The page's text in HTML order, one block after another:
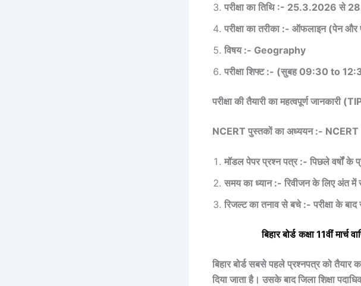
परीक्षा का तिथि :- 25.3.2026 से
परीक्षा का तरीका :- ऑफलाइन (पेन और
विषय :- Geography
परीक्षा शिफ्ट :- (सुबह 09:30 to
परीक्षा की तैयारी का महत्वपूर्ण
NCERT पुस्तकों का अध्ययन :- NCERT
मॉडल पेपर प्रश्न पत्र :- पिछले वर्षों
समय का ध्यान :- रिवीजन के लिए अंत में
रिजल्ट का तनाव से बचे :- परीक्षा के बाद
बिहार बोर्ड कक्षा 11वींमार्च
बिहार बोर्ड सबसे पहले प्रश्नपत्र को तैयार
दिया जाता है। उसके बाद जिला शिक्षा